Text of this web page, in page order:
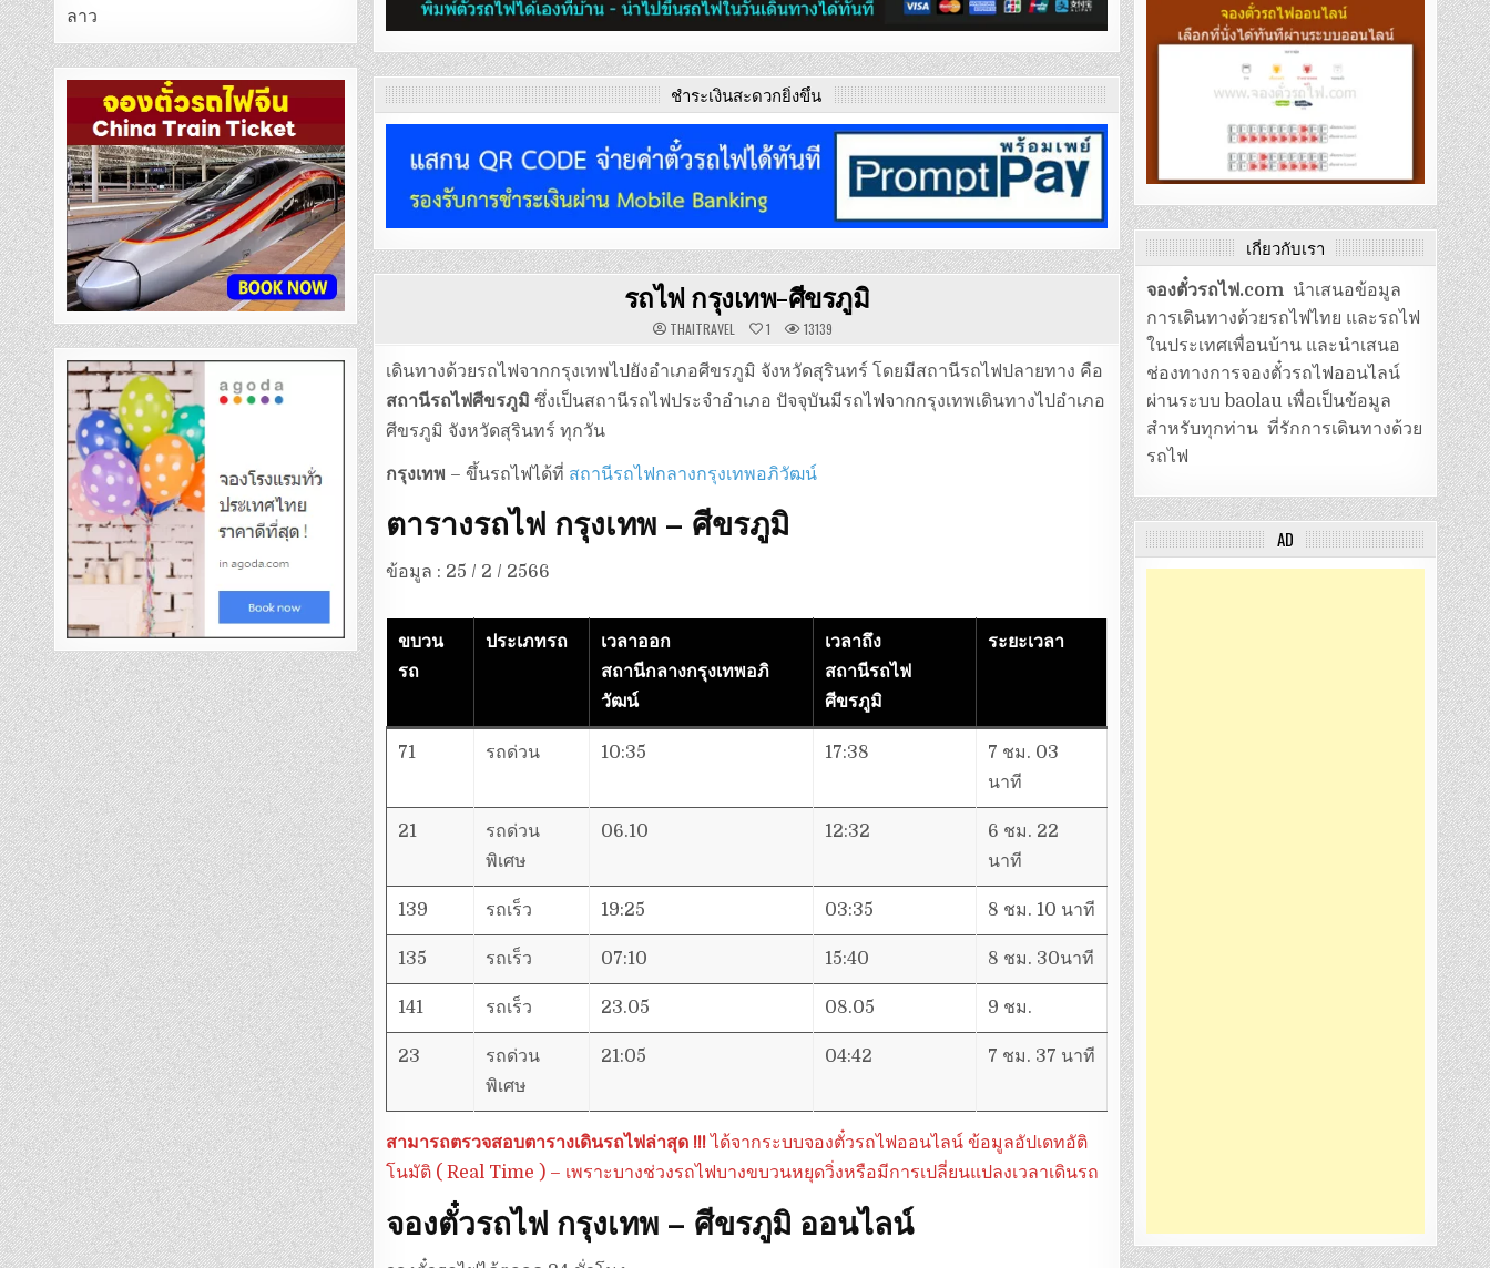
ชำระเงินสะดวกยิ่งขึ้น
รถไฟ กรุงเทพ-ศีขรภูมิ
THAITRAVEL 1 13139
เดินทางด้วยรถไฟจากกรุงเทพไปยังอำเภอศีขรภูมิ จังหวัดสุรินทร์ โดยมีสถานีรถไฟปลายทาง คือ
สถานีรถไฟศีขรภูมิ ซึ่งเป็นสถานีรถไฟประจำอำเภอ ปัจจุบันมีรถไฟจากกรุงเทพเดินทางไปอำเภอ
ศีขรภูมิ จังหวัดสุรินทร์ ทุกวัน
กรุงเทพ – ขึ้นรถไฟได้ที่ สถานีรถไฟกลางกรุงเทพอภิวัฒน์
ตารางรถไฟ กรุงเทพ – ศีขรภูมิ
ข้อมูล : 25 / 2 / 2566
ขบวน
รถ
ประเภทรถ
เวลาออก
สถานีกลางกรุงเทพอภิ
วัฒน์
เวลาถึง
สถานีรถไฟ
ศีขรภูมิ
ระยะเวลา
71 รถด่วน 10:35 17:38
7 ชม. 03
นาที
21
รถด่วน
พิเศษ
06.10 12:32
6 ชม. 22
นาที
139 รถเร็ว 19:25 03:35 8 ชม. 10 นาที
135 รถเร็ว 07:10 15:40 8 ชม. 30นาที
141 รถเร็ว 23.05 08.05 9 ชม.
23
รถด่วน
พิเศษ
21:05 04:42 7 ชม. 37 นาที
สามารถตรวจสอบตารางเดินรถไฟล่าสุด !!!ได้จากระบบจองตั๋วรถไฟออนไลน์ ข้อมูลอัปเดทอัติ
โนมัติ ( Real Time ) – เพราะบางช่วงรถไฟบางขบวนหยุดวิ่งหรือมีการเปลี่ยนแปลงเวลาเดินรถ
จองตั๋วรถไฟ กรุงเทพ – ศีขรภูมิ ออนไลน์
ลาว
เกี่ยวกับเรา
จองตั๋วรถไฟ.com นำเสนอข้อมูล
การเดินทางด้วยรถไฟไทย และรถไฟ
ในประเทศเพื่อนบ้าน และนำเสนอ
ช่องทางการจองตั๋วรถไฟออนไลน์
ผ่านระบบ baolau เพื่อเป็นข้อมูล
สำหรับทุกท่าน ที่รักการเดินทางด้วย
รถไฟ
AD